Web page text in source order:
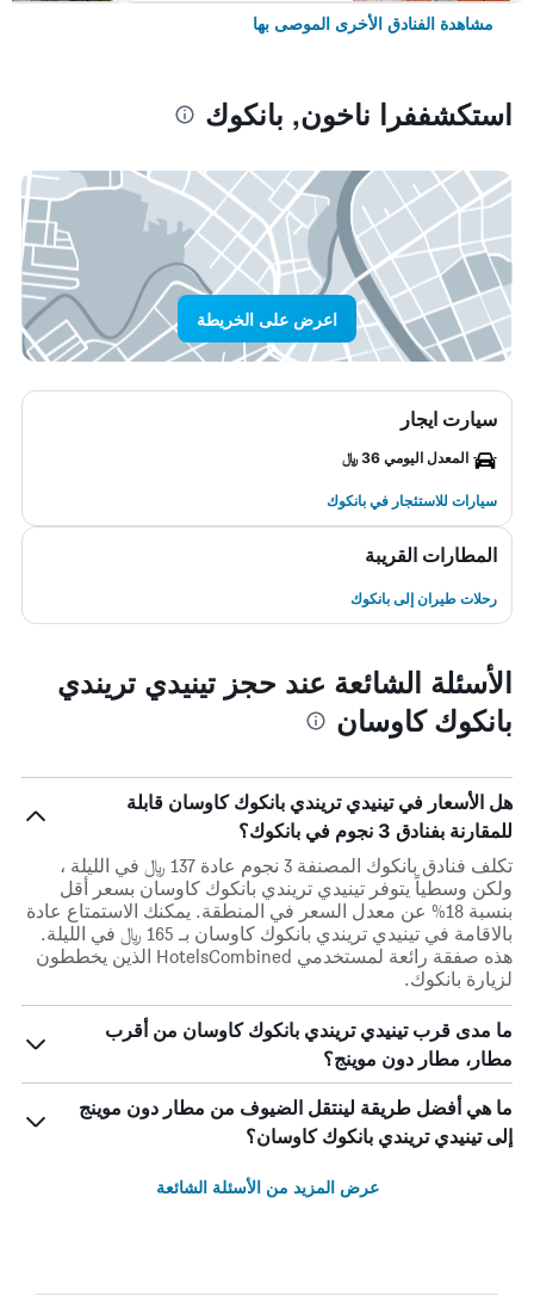
مشاهدة الفنادق الأخرى الموصى بها
استكشففرا ناخون, بانكوك
اعرض على الخريطة
سيارت ايجار
المعدل اليومي 36 ﷼
سيارات للاستئجار في بانكوك
المطارات القريبة
رحلات طيران إلى بانكوك
الأسئلة الشائعة عند حجز تينيدي تريندي
بانكوك كاوسان
هل الأسعار في تينيدي تريندي بانكوك كاوسان قابلة
للمقارنة بفنادق 3 نجوم في بانكوك؟
تكلف فنادق بانكوك المصنفة 3 نجوم عادة 137 ﷼ في الليلة ،
ولكن وسطياً يتوفر تينيدي تريندي بانكوك كاوسان بسعر أقل
بنسبة 18% عن معدل السعر في المنطقة. يمكنك الاستمتاع عادة
بالاقامة في تينيدي تريندي بانكوك كاوسان بـ 165 ﷼ في الليلة.
هذه صفقة رائعة لمستخدمي HotelsCombined الذين يخططون
لزيارة بانكوك.
ما مدى قرب تينيدي تريندي بانكوك كاوسان من أقرب
مطار، مطار دون موينج؟
ما هي أفضل طريقة لينتقل الضيوف من مطار دون موينج
إلى تينيدي تريندي بانكوك كاوسان؟
عرض المزيد من الأسئلة الشائعة